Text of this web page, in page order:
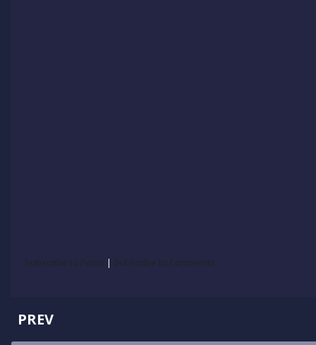
Subscribe to Posts | Subscribe to Comments
PREV